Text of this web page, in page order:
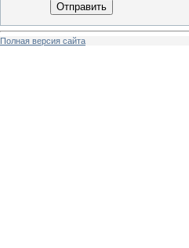
Отправить
Полная версия сайта